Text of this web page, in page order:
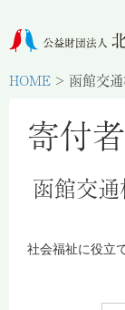
HOME > 函館交通
寄付者
函館交通
社会福祉に役立